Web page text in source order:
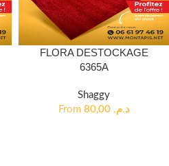
FLORA DESTOCKAGE
6365A
Shaggy
From
د.م. 80,00